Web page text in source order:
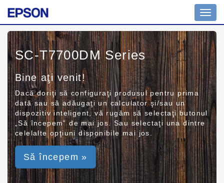
SC-T7700DM Series
Bine aţi venit!
Dacă doriţi să configuraţi produsul pentru prima
dată sau să adăugaţi un calculator şi/sau un
dispozitiv inteligent, vă rugăm să selectaţi butonul
„Să începem” de mai jos. Sau selectaţi una dintre
celelalte opţiuni disponibile mai jos.
Să începem »